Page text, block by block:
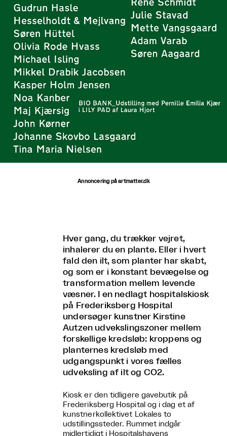
Annoncering på artmatter.dk
Hver gang, du trækker vejret,
inhalerer du en plante. Eller i hvert
fald den ilt, som planter har skabt,
og som er i konstant bevægelse og
transformation mellem levende
væsner. I en nedlagt hospitalskiosk
på Frederiksberg Hospital
undersøger kunstner Kirstine
Autzen udvekslingszoner mellem
forskellige kredsløb: kroppens og
planternes kredsløb med
udgangspunkt i vores fælles
udveksling af ilt og CO2.
Kiosk er den tidligere gavebutik på
Frederiksberg Hospital og i dag et af
kunstnerkollektivet Lokales to
udstillingssteder. Rummet indgår
midlertidigt i Hospitalshavens